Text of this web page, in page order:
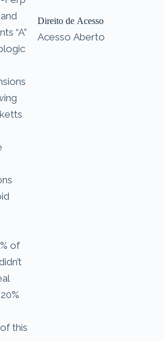
“A”
of
this
Direito de Acesso
Acesso Aberto